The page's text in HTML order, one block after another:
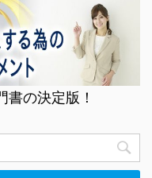
の決定版！